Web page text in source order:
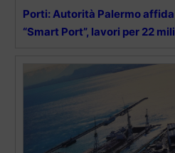
Porti: Autorità Palermo
“Smart Port”, lavori per 22